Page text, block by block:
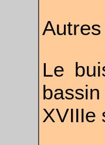
Le
XVIIIe